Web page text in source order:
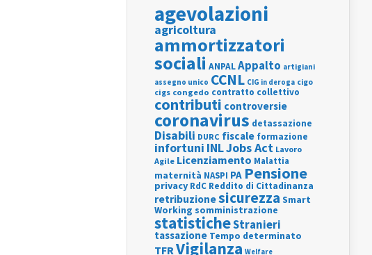
agevolazioni
agricoltura
ammortizzatori
sociali ANPALAppalto artigiani
assegno unico CCNL CIG in deroga cigo
cigs congedo contratto collettivo
contributi controversie
coronavirus detassazione
Disabili DURC fiscale formazione
infortuni INLJobs Act Lavoro
Agile Licenziamento Malattia
maternità NASPI PA Pensione
privacy RdC Reddito di Cittadinanza
retribuzionesicurezza Smart
Working somministrazione
statisticheStranieri
tassazione Tempo determinato
TFRVigilanza Welfare